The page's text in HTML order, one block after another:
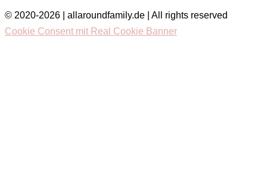
© 2020-2026 | allaroundfamily.de | All rights reserved
Cookie Consent mit Real Cookie Banner